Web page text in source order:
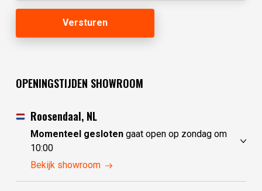
OPENINGSTIJDEN SHOWROOM
Roosendaal, NL
Momenteel geslotengaat open op zondag om
10:00
zaterdag
zondag
10:00 - 17:30
Bekijk showroom